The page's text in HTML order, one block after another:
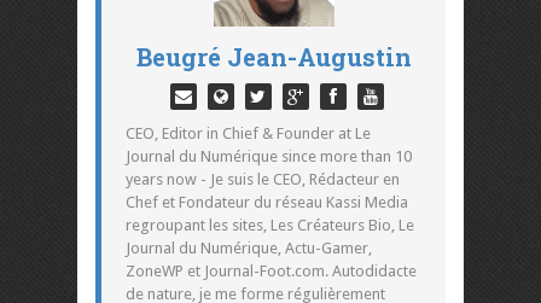
Beugré Jean-Augustin
CEO, Editor in Chief & Founder at Le
Journal du Numérique since more than 10
years now - Je suis le CEO, Rédacteur en
Chef et Fondateur du réseau Kassi Media
regroupant les sites, Les Créateurs Bio, Le
Journal du Numérique, Actu-Gamer,
ZoneWP et Journal-Foot.com. Autodidacte
de nature, je me forme régulièrement